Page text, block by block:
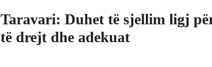
Taravari: Duhet të sjellim ligj
të drejt dhe adekuat